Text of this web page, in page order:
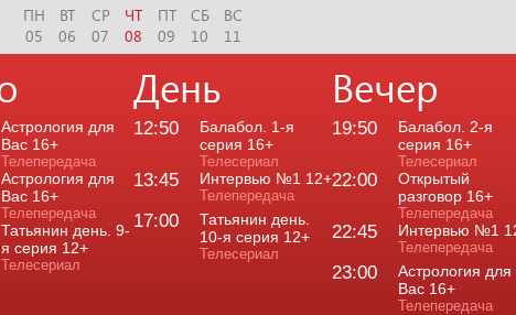
ПН
05
ВТ
06
СР
07
ЧТ
08
ПТ
09
СБ
10
ВС
11
Астрология для
Вас 16+
Телепередача
Астрология для
Вас 16+
Телепередача
Татьянин день. 9-
я серия 12+
Телесериал
День
12:50
Балабол. 1-я
серия 16+
Телесериал
13:45 Интервью №1 12+
Телепередача
17:00
Татьянин день.
10-я серия 12+
Телесериал
Вечер
19:50
Балабол. 2-я
серия 16+
Телесериал
22:00
Открытый
разговор 16+
Телепередача
22:45 Интервью №1
Телепередача
23:00
Астрология для
Вас 16+
Телепередача